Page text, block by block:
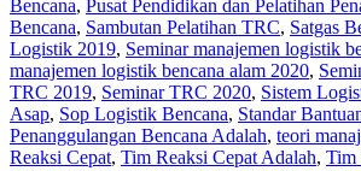
Bencana, Pusat Pendidikan dan Pelatihan
Bencana, Sambutan Pelatihan TRC, Satgas
Logistik 2019, Seminar manajemen logistik
manajemen logistik bencana alam 2020,
TRC 2019, Seminar TRC 2020, Sistem
Asap, Sop Logistik Bencana, Standar
Penanggulangan Bencana Adalah, teori
Reaksi Cepat, Tim Reaksi Cepat Adalah, Tim